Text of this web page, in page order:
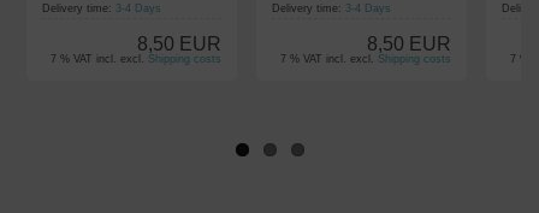
Delivery time: 3-4 Days
8,50 EUR
7 % VAT incl. excl. Shipping costs
Delivery time: 3-4 Days
8,50 EUR
7 % VAT incl. excl. Shipping costs 7 %